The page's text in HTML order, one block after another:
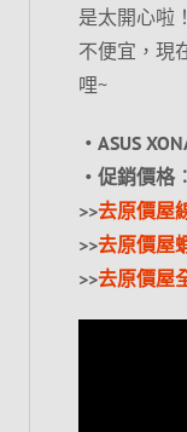
是太開心啦
不便宜，現
哩~
‧ASUS
‧促銷價格
>>去原價屋
>>去原價屋
>>去原價屋